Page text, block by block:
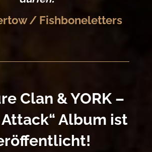
/ Fishboneletters
Clan & YORK –
Album ist